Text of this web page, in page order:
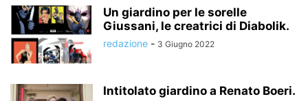
Un giardino per le sorelle
Giussani, le creatrici di Diabolik.
redazione - 3 Giugno 2022
Intitolato giardino a Renato Boeri.